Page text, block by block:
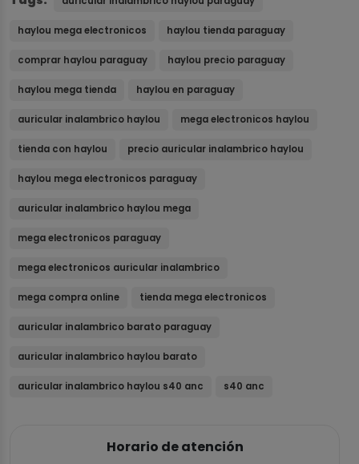
haylou mega electronicos haylou tienda paraguay
comprar haylou paraguay haylou precio paraguay
haylou mega tienda haylou en paraguay
auricular inalambrico haylou mega electronicos haylou
tienda con haylou precio auricular inalambrico haylou
haylou mega electronicos paraguay
auricular inalambrico haylou mega
mega electronicos paraguay
mega electronicos auricular inalambrico
mega compra online tienda mega electronicos
auricular inalambrico barato paraguay
auricular inalambrico haylou barato
auricular inalambrico haylou s40 anc s40 anc
Horario de atención